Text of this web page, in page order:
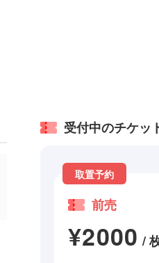
受付中のチケッ
取置予約
前売
¥2000 /